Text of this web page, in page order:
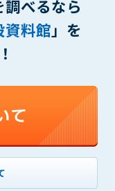
べるなら
資料館」を
たは他の第三者が
も負わないものと
の個人情報（以下
以下の各号に該当
ないものとしま
同意している場合
をした形式で第三